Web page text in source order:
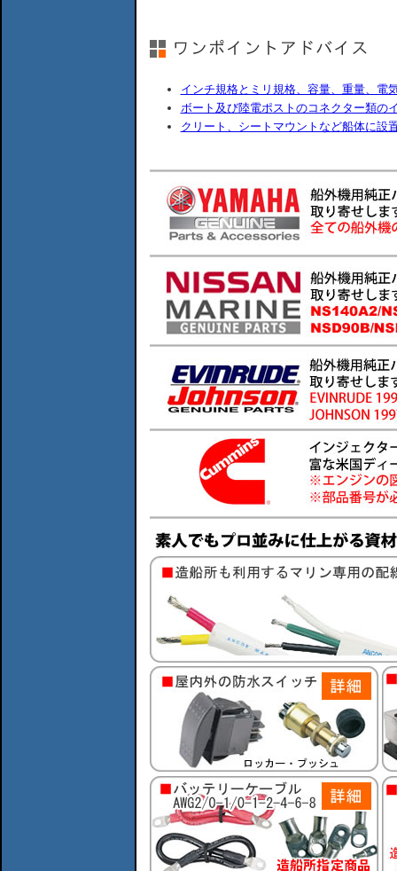
インチ規格とミリ規格、容量、重量、電
ボート及び陸電ポストのコネクター類の
クリート、シートマウントなど船体に設